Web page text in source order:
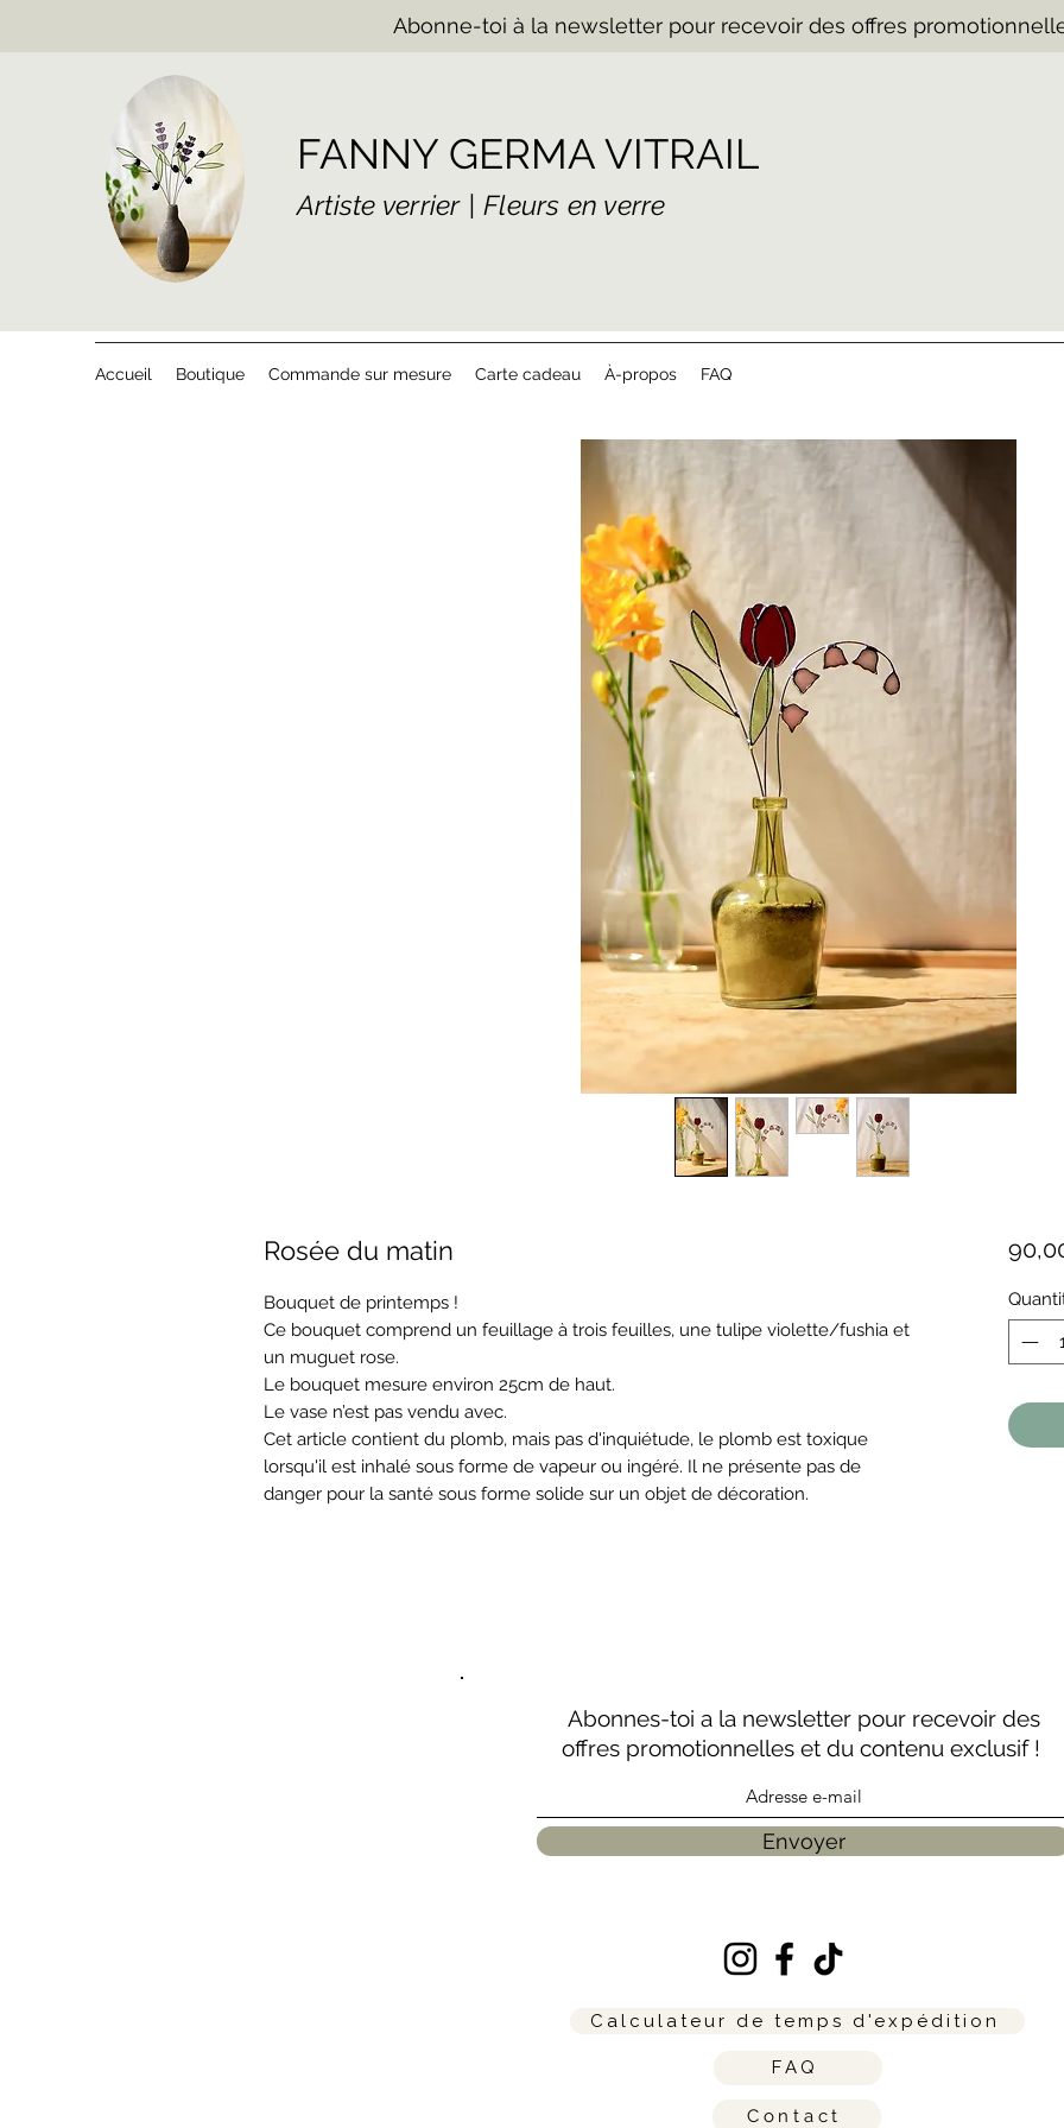
Abonne-toi à la newsletter pour recevoir des offres
FANNY GERMA VITRAIL
Artiste verrier | Fleurs en verre
Accueil Boutique Commande sur mesure Carte cadeau À-propos FAQ
Rosée du matin
Bouquet de printemps !
Ce bouquet comprend un feuillage à trois feuilles, une tulipe violette/fushia et
un muguet rose.
Le bouquet mesure environ 25cm de haut.
Le vase n’est pas vendu avec.
Cet article contient du plomb, mais pas d'inquiétude, le plomb est toxique
lorsqu'il est inhalé sous forme de vapeur ou ingéré. Il ne présente pas de
danger pour la santé sous forme solide sur un objet de décoration.
Abonnes-toi a la newsletter pour recevoir des
offres promotionnelles et du contenu exclusif !
Envoyer
Calculateur de temps d'expédition
FAQ
Contact